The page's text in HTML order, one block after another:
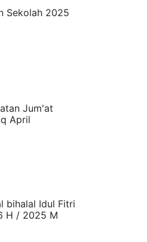
Sekolah 2025
Jum'at
April
bihalal Idul Fitri
H / 2025 M